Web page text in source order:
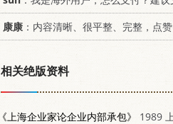
康康 ：内容清晰、很平整、完整，点
相关绝版资料
《上海企业家论企业内部承包》
1989 上海：上海翻